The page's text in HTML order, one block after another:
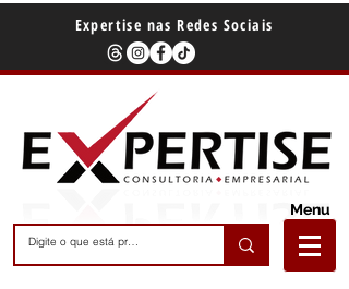
Expertise nas Redes Sociais
Menu